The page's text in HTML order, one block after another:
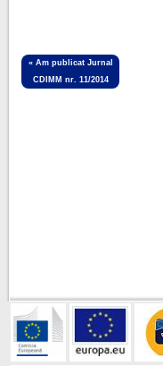
« Am publicat Jurnal
CDIMM nr. 11/2014